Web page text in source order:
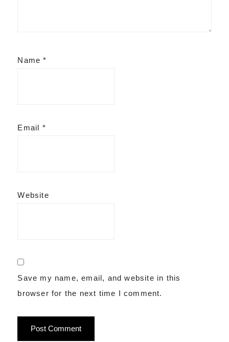
Name*
Email *
Website
Save my name, email, and website in this
browser for the next time I comment.